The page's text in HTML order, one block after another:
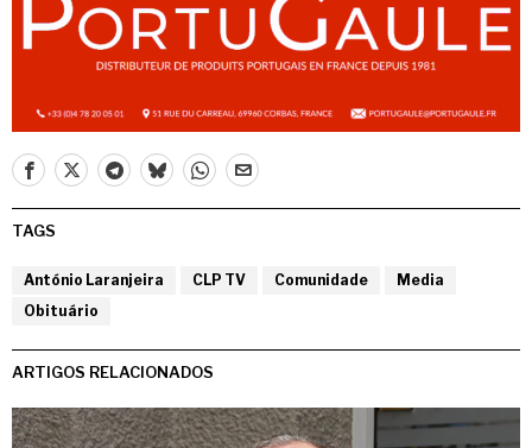
TAGS
António Laranjeira CLP TV Comunidade
Media
Obituário
ARTIGOS RELACIONADOS